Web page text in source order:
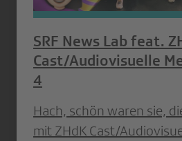
SRF News Lab feat.
Cast/Audiovisuelle
4
Hach, schön waren sie,
mit ZHdK Cast/